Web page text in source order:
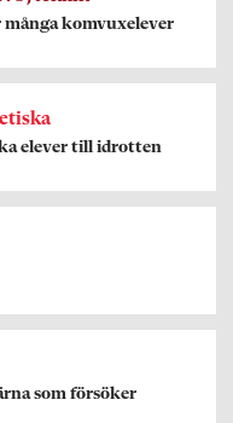
komvuxelever
elever till idrotten
som försöker